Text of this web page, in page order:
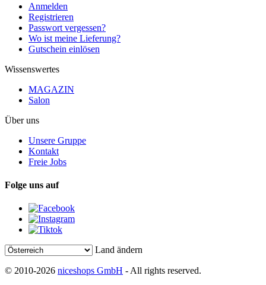
Anmelden
Registrieren
Passwort vergessen?
Wo ist meine Lieferung?
Gutschein einlösen
Wissenswertes
MAGAZIN
Salon
Über uns
Unsere Gruppe
Kontakt
Freie Jobs
Folge uns auf
Land ändern
© 2010-2026 niceshops GmbH - All rights reserved.